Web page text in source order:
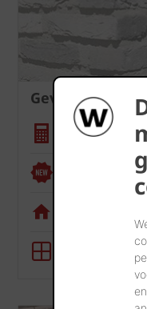
Gevel